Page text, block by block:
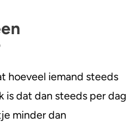
hoeveel iemand steeds
is dat dan steeds per dag
minder dan